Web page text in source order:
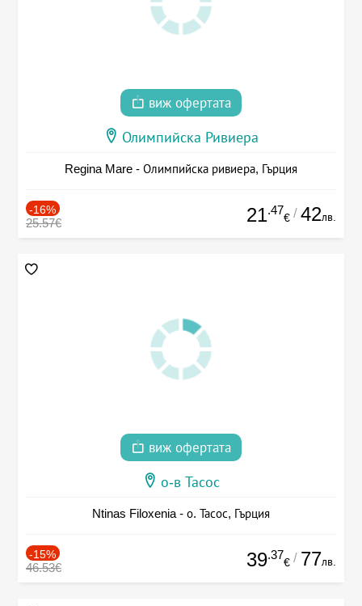
виж офертата
Олимпийска Ривиера
Regina Mare - Олимпийска ривиера, Гърция
-16%
25.57€ 21.47
€ / 42лв.
виж офертата
о-в Тасос
Ntinas Filoxenia - о. Тасос, Гърция
-15%
46.53€ 39.37
€ / 77лв.